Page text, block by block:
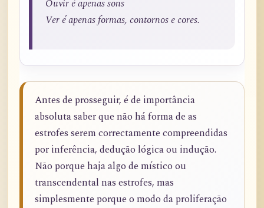
Ouvir é apenas sons
Ver é apenas formas, contornos e cores.
Antes de prosseguir, é de importância
absoluta saber que não há forma de as
estrofes serem correctamente compreendidas
por inferência, dedução lógica ou indução.
Não porque haja algo de místico ou
transcendental nas estrofes, mas
simplesmente porque o modo da proliferação